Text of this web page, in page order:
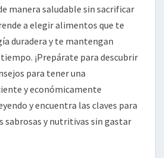
manera saludable sin sacrificar
a elegir alimentos que te
duradera y te mantengan
¡Prepárate para descubrir
para tener una
y económicamente
y encuentra las claves para
sabrosas y nutritivas sin gastar